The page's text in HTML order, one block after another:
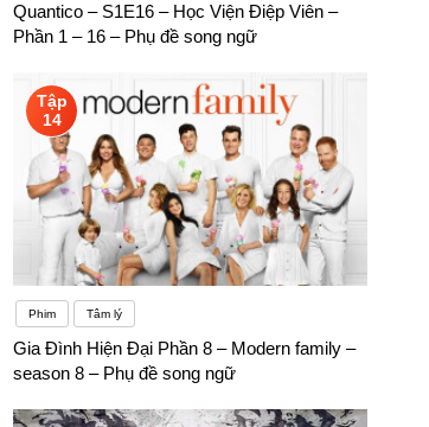
Quantico – S1E16 – Học Viện Điệp Viên –
Phần 1 – 16 – Phụ đề song ngữ
Tập
14
Phim Tâm lý
Gia Đình Hiện Đại Phần 8 – Modern family –
season 8 – Phụ đề song ngữ